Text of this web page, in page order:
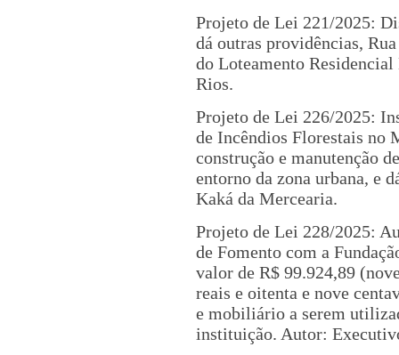
Projeto de Lei 221/2025:
dá outras providências,
do Loteamento
Rios.
Projeto de Lei 226/2025:
de Incêndios Florestais no
construção e manutenção
entorno da zona urbana, e
Kaká da Mercearia.
Projeto de Lei 228/2025:
de Fomento com a
valor de R$ 99.924,89
reais e oitenta e nove
e mobiliário a serem
instituição. Autor: